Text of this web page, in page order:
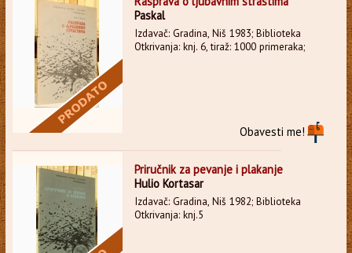
Paskal
Izdavač: Gradina, Niš 1983; Biblioteka
Otkrivanja: knj. 6, tiraž: 1000 primeraka;
Obavesti me!
Priručnik za pevanje i plakanje
Hulio Kortasar
Izdavač: Gradina, Niš 1982; Biblioteka
Otkrivanja: knj.5